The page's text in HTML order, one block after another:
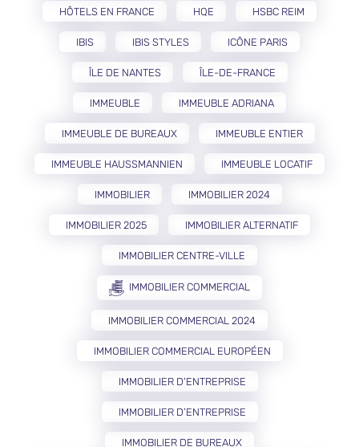
HÔTELS EN FRANCE HQE HSBC REIM
IBIS IBIS STYLES ICÔNE PARIS
ÎLE DE NANTES ÎLE-DE-FRANCE
IMMEUBLE IMMEUBLE ADRIANA
IMMEUBLE DE BUREAUX IMMEUBLE ENTIER
IMMEUBLE HAUSSMANNIEN IMMEUBLE LOCATIF
IMMOBILIER IMMOBILIER 2024
IMMOBILIER 2025 IMMOBILIER ALTERNATIF
IMMOBILIER CENTRE-VILLE
IMMOBILIER COMMERCIAL
IMMOBILIER COMMERCIAL 2024
IMMOBILIER COMMERCIAL EUROPÉEN
IMMOBILIER D'ENTREPRISE
IMMOBILIER D’ENTREPRISE
IMMOBILIER DE BUREAUX